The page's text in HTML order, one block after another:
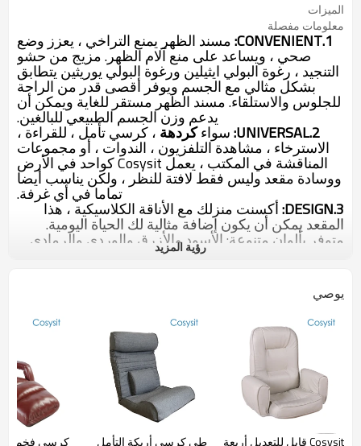
الميزات
معلومات مفصلة
1.CONVENIENT: مسند الظهر يمنع التراخي ، يعزز وضع
صحي ، ويساعد على منع آلام الظهر. مزيج من حشو
التنجيد ، رغوة البولي ايثيلين ورغوة البولي يوريثين يتطابق
بشكل مثالي مع الجسم ويوفر أقصى قدر من الراحة
للجلوس والاستلقاء. مسند الظهر مستقر للغاية ويمكن أن
يدعم وزن الجسم الطبيعي للبالغين.
2.UNIVERSAL: سواءكردهة ، كرسي تأمل ، للقراءة ،
الاسترخاء ، مشاهدة التلفزيون ، الندوات ، أو مجموعات
المناقشة في المكتب ، يعمل Cosysit كواحد في الأرض
ووسادة مقعد وليس فقط لافتة للنظر ، ولكن يناسب أيضا
تماما في أي غرفة.
3.DESIGN: أكسنت منزلك مع الأناقة الكلاسيكية ، هذا
المقعد يمكن أن يكون إضافةمثالية لك الحياة اليومية.
متوفر بألوان متنوعة: الأسود والأزرق والوردي والرمادي
الحجم:
المادة: مدرب أنبوب الصلب قوي ）
قماش شبكي + 210 بوليستر أسود
رغوة الكثافة
استخدام ل: غرفة المعيشة
تفاصيل التغليف: 1 جهاز كمبيوتر / كيس بولي ، ثم 6 قطع
في الكرتون تصدير براون طبقة 5
اختيار لون / شعار الطباعة: المتاحة
رؤية المزيد
يوصي
Cosysit قابل للتعديل أربعة طي كرسي أريكة التأمل كرسى فخمة